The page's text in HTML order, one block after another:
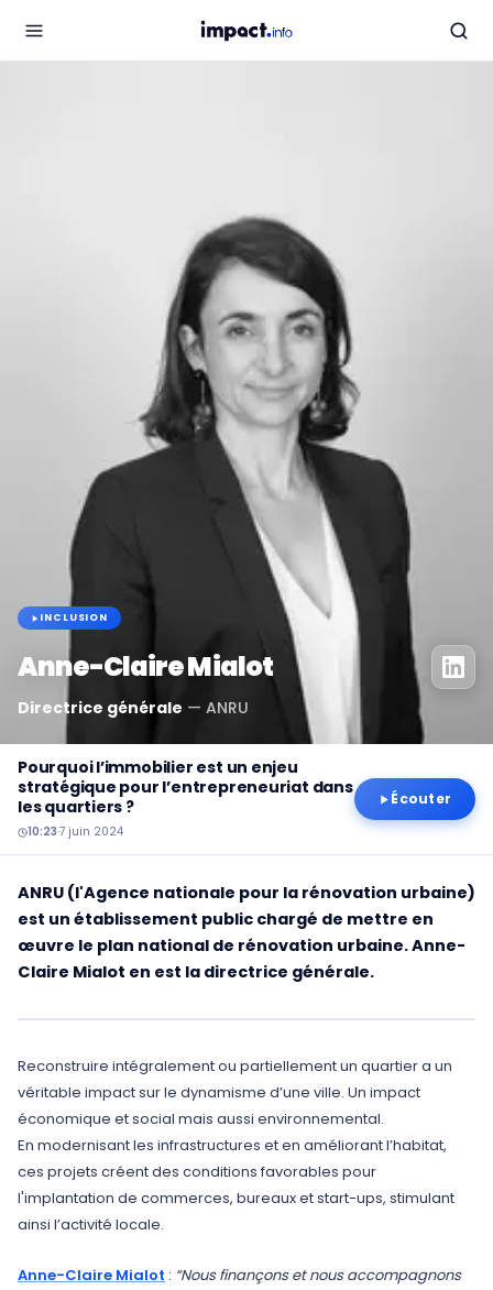
INCLUSION
Anne-Claire Mialot
Directrice générale — ANRU
Pourquoi l’immobilier est un enjeu
stratégique pour l’entrepreneuriat dans
les quartiers ?
10:23·7 juin 2024
Écouter
ANRU (l'Agence nationale pour la rénovation urbaine)
est un établissement public chargé de mettre en
œuvre le plan national de rénovation urbaine. Anne-
Claire Mialot en est la directrice générale.
Reconstruire intégralement ou partiellement un quartier a un
véritable impact sur le dynamisme d’une ville. Un impact
économique et social mais aussi environnemental.
En modernisant les infrastructures et en améliorant l’habitat,
ces projets créent des conditions favorables pour
l'implantation de commerces, bureaux et start-ups, stimulant
ainsi l’activité locale.
Anne-Claire Mialot : “Nous finançons et nous accompagnons